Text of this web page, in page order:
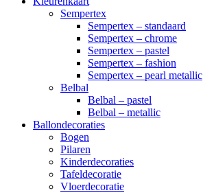
Sempertex
Sempertex – standaard
Sempertex – chrome
Sempertex – pastel
Sempertex – fashion
Sempertex – pearl metallic
Belbal
Belbal – pastel
Belbal – metallic
Ballondecoraties
Bogen
Pilaren
Kinderdecoraties
Tafeldecoratie
Vloerdecoratie